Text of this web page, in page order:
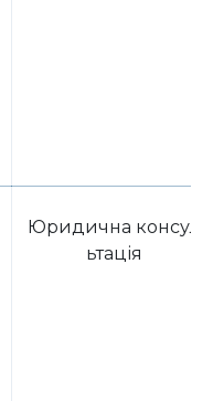
Юридична консул
ьтація